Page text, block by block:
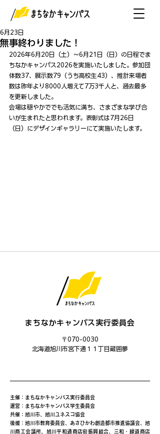
無事終わりました！
6月23日
2026年6月20日（土）～6月21日（日）の日程でま
ちなかキャンパス2026を実施いたしました。参加団
体数37、展示数79（うち高校生43）、推計来場者
数は昨年より8000人増えて7万3千人と、過去最多
を更新しました。
会場は穏やかででも活気に満ち、さまざまな学び合
いが生まれたと思われます。表彰式は7月26日
（日）にデザインギャラリーにて実施いたします。
まちなかキャンパス実行委員会
〒070-0030
​北海道旭川市宮下通１１丁目蔵囲夢
主催：まちなかキャンパス実行委員会
運営：まちなかキャンパス学生委員会
共催：旭川市、旭川ユネスコ協会
後援：旭川市教育委員会、あさひかわ創造都市推進協議会、旭
川商工会議所、旭川平和通商店街振興組合、三和・緑道商店